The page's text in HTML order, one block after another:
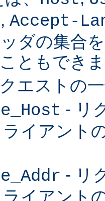
, Accept-
ダの集合
ともでき
エストの
- リ
イアント
- リ
イアント